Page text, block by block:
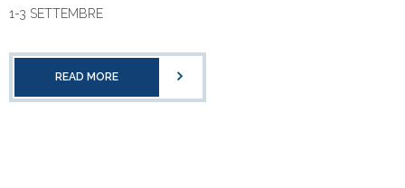
1-3 SETTEMBRE
READ MORE